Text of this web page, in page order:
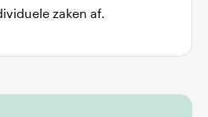
zaken af.